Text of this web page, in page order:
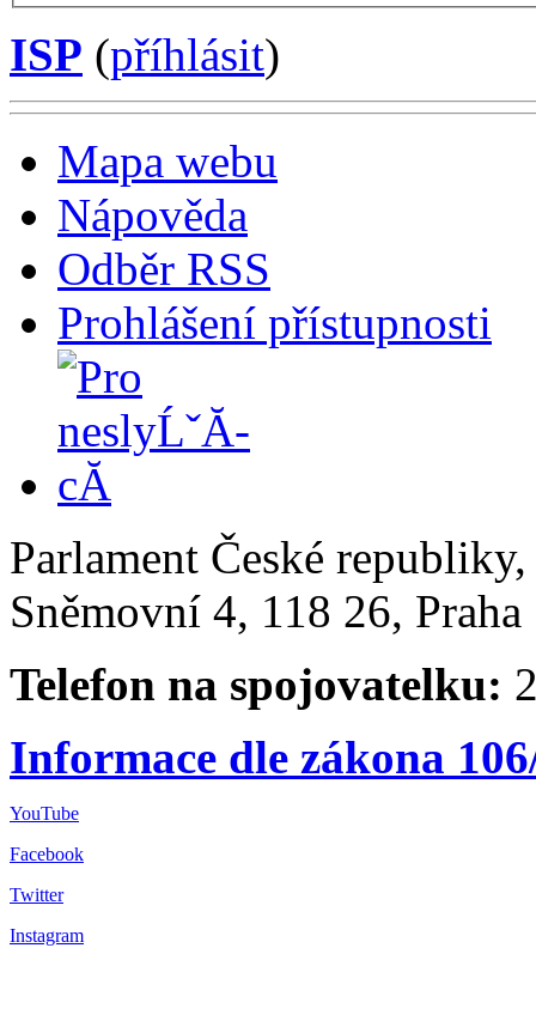
ISP (příhlásit)
Mapa webu
Nápověda
Odběr RSS
Prohlášení přístupnosti
Parlament České
Sněmovní 4, 118 26,
Telefon na spojovatelku:
Informace dle zákona
YouTube
Facebook
Twitter
Instagram